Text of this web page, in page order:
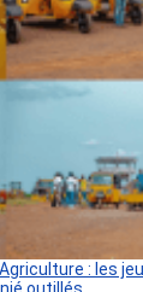
: les